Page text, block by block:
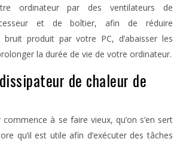
ordinateur par des ventilateurs de
et de boîtier, afin de réduire
bruit produit par votre PC, d’abaisser les
la durée de vie de votre ordinateur.
de chaleur de
à se faire vieux, qu’on s’en sert
qu’il est utile afin d’exécuter des tâches